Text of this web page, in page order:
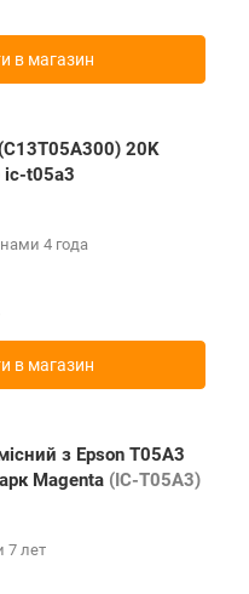
в магазин
20K
ic-t05a3
4 года
в магазин
з Epson T05A3
Magenta (IC-T05A3)
7 лет